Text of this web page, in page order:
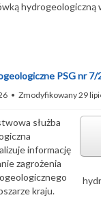
hydrogeologiczną
PSG nr 7/
Zmodyfikowany 29
służba
informację
zagrożenia
kraju.